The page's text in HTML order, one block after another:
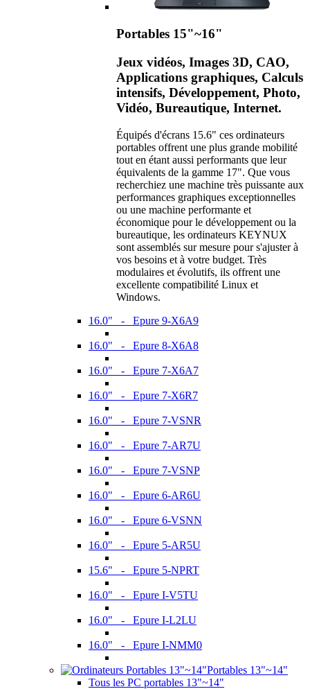
Portables 15"~16"
Jeux vidéos, Images 3D, CAO,
Applications graphiques, Calculs
intensifs, Développement, Photo,
Vidéo, Bureautique, Internet.
Équipés d'écrans 15.6" ces ordinateurs
portables offrent une plus grande mobilité
tout en étant aussi performants que leur
équivalents de la gamme 17". Que vous
recherchiez une machine très puissante aux
performances graphiques exceptionnelles
ou une machine performante et
économique pour le développement ou la
bureautique, les ordinateurs KEYNUX
sont assemblés sur mesure pour s'ajuster à
vos besoins et à votre budget. Très
modulaires et évolutifs, ils offrent une
excellente compatibilité Linux et
Windows.
16.0" - Epure 9-X6A9
16.0" - Epure 8-X6A8
16.0" - Epure 7-X6A7
16.0" - Epure 7-X6R7
16.0" - Epure 7-VSNR
16.0" - Epure 7-AR7U
16.0" - Epure 7-VSNP
16.0" - Epure 6-AR6U
16.0" - Epure 6-VSNN
16.0" - Epure 5-AR5U
15.6" - Epure 5-NPRT
16.0" - Epure I-V5TU
16.0" - Epure I-L2LU
16.0" - Epure I-NMM0
Portables 13"~14"
Tous les PC portables 13"~14"